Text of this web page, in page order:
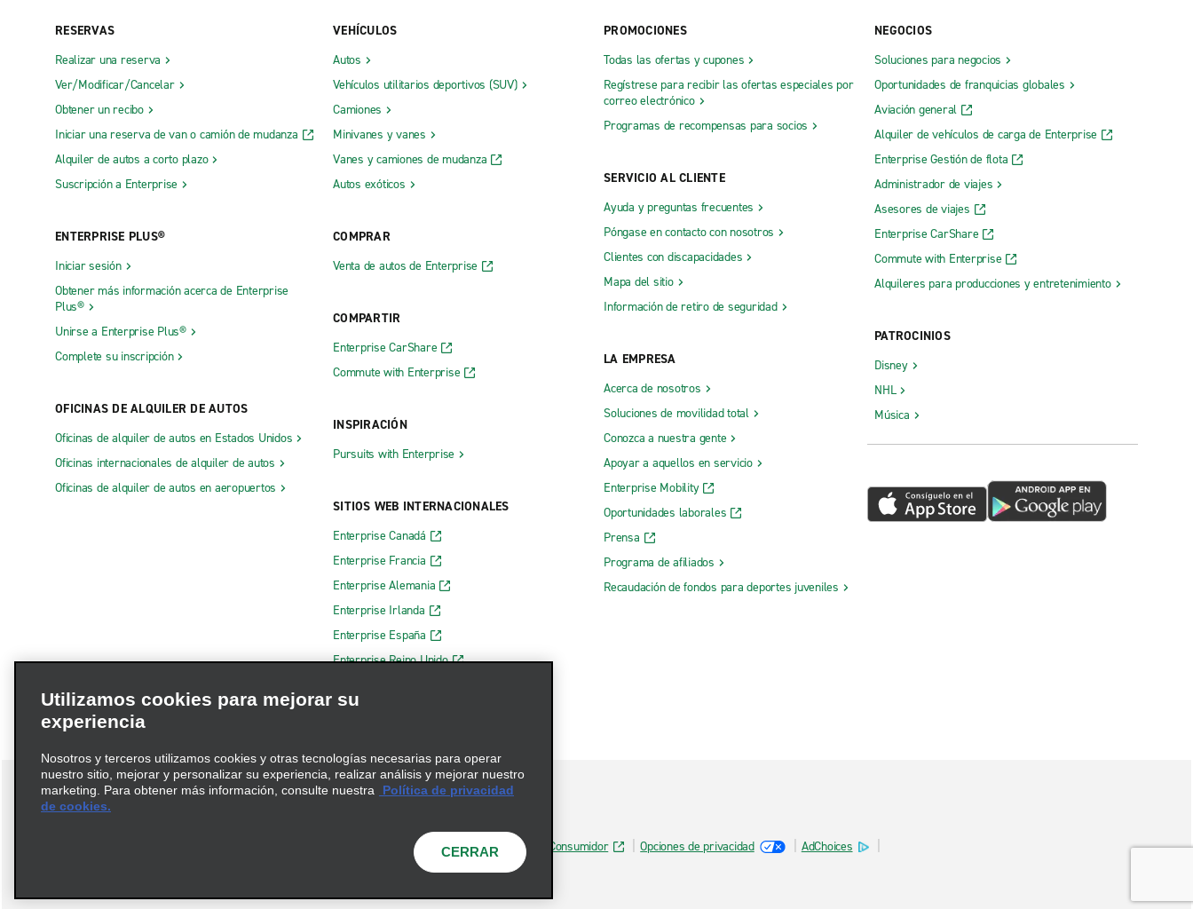
RESERVAS
Realizar una reserva
Ver/Modificar/Cancelar
Obtener un recibo
Iniciar una reserva de van o camión de mudanza
Alquiler de autos a corto plazo
Suscripción a Enterprise
ENTERPRISE PLUS®
Iniciar sesión
Obtener más información acerca de Enterprise
Plus®
Unirse a Enterprise Plus®
Complete su inscripción
OFICINAS DE ALQUILER DE AUTOS
Oficinas de alquiler de autos en Estados Unidos
Oficinas internacionales de alquiler de autos
Oficinas de alquiler de autos en aeropuertos
VEHÍCULOS
Autos
Vehículos utilitarios deportivos (SUV)
Camiones
Minivanes y vanes
Vanes y camiones de mudanza
Autos exóticos
COMPRAR
Venta de autos de Enterprise
COMPARTIR
Enterprise CarShare
Commute with Enterprise
INSPIRACIÓN
Pursuits with Enterprise
SITIOS WEB INTERNACIONALES
Enterprise Canadá
Enterprise Francia
Enterprise Alemania
Enterprise Irlanda
Enterprise España
Enterprise Reino Unido
PROMOCIONES
Todas las ofertas y cupones
Regístrese para recibir las ofertas especiales por
correo electrónico
Programas de recompensas para socios
SERVICIO AL CLIENTE
Ayuda y preguntas frecuentes
Póngase en contacto con nosotros
Clientes con discapacidades
Mapa del sitio
Información de retiro de seguridad
LA EMPRESA
Acerca de nosotros
Soluciones de movilidad total
Conozca a nuestra gente
Apoyar a aquellos en servicio
Enterprise Mobility
Oportunidades laborales
Prensa
Programa de afiliados
Recaudación de fondos para deportes juveniles
NEGOCIOS
Soluciones para negocios
Oportunidades de franquicias globales
Aviación general
Alquiler de vehículos de carga de Enterprise
Enterprise Gestión de flota
Administrador de viajes
Asesores de viajes
Enterprise CarShare
Commute with Enterprise
Alquileres para producciones y entretenimiento
PATROCINIOS
Disney
NHL
Música
Información de Salud del Consumidor Opciones de privacidad
AdChoices
Utilizamos cookies para mejorar su
experiencia
Nosotros y terceros utilizamos cookies y otras tecnologías necesarias para operar
nuestro sitio, mejorar y personalizar su experiencia, realizar análisis y mejorar nuestro
marketing. Para obtener más información, consulte nuestra
Política de privacidad
de cookies.
CERRAR